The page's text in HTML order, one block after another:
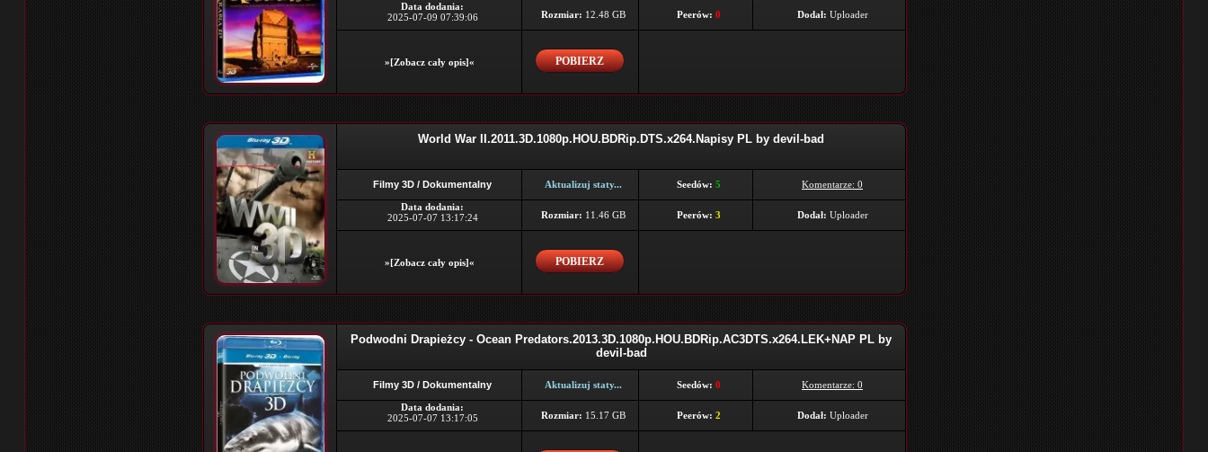
Data dodania:
2025-07-09 07:39:06
Rozmiar: 12.48 GB Peerów: 0 Dodał: Uploader
»[Zobacz cały opis]« POBIERZ
World War II.2011.3D.1080p.HOU.BDRip.DTS.x264.Napisy PL by devil-bad
Filmy 3D / Dokumentalny Aktualizuj staty... Seedów: 5 Komentarze: 0
Data dodania:
2025-07-07 13:17:24
Rozmiar: 11.46 GB Peerów: 3 Dodał: Uploader
»[Zobacz cały opis]« POBIERZ
Podwodni Drapieżcy - Ocean Predators.2013.3D.1080p.HOU.BDRip.AC3DTS.x264.LEK+NAP PL by
devil-bad
Filmy 3D / Dokumentalny Aktualizuj staty... Seedów: 0 Komentarze: 0
Data dodania:
2025-07-07 13:17:05
Rozmiar: 15.17 GB Peerów: 2 Dodał: Uploader